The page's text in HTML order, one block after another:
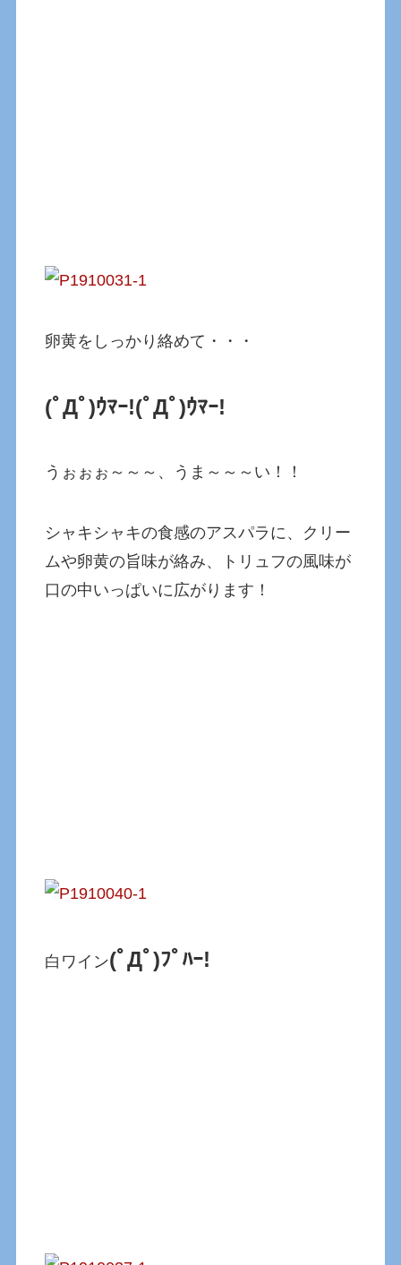
卵黄をしっかり絡めて・・・
(ﾟДﾟ)ｳﾏｰ!(ﾟДﾟ)ｳﾏｰ!
うぉぉぉ～～～、うま～～～い！！
シャキシャキの食感のアスパラに、クリー
ムや卵黄の旨味が絡み、トリュフの風味が
口の中いっぱいに広がります！
白ワイン(ﾟДﾟ)ﾌﾟﾊｰ!